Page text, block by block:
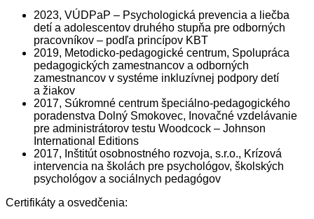
2023, VÚDPaP – Psychologická prevencia a liečba
detí a adolescentov druhého stupňa pre odborných
pracovníkov – podľa princípov KBT
2019, Metodicko-pedagogické centrum, Spolupráca
pedagogických zamestnancov a odborných
zamestnancov v systéme inkluzívnej podpory detí
a žiakov
2017, Súkromné centrum špeciálno-pedagogického
poradenstva Dolný Smokovec, Inovačné vzdelávanie
pre administrátorov testu Woodcock – Johnson
International Editions
2017, Inštitút osobnostného rozvoja, s.r.o., Krízová
intervencia na školách pre psychológov, školských
psychológov a sociálnych pedagógov
Certifikáty a osvedčenia: